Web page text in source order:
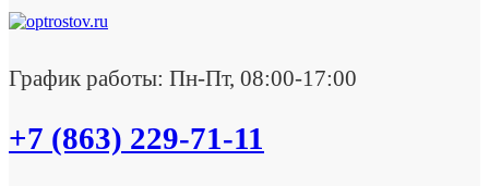
График работы: Пн-Пт, 08:00-17:00
+7 (863) 229-71-11